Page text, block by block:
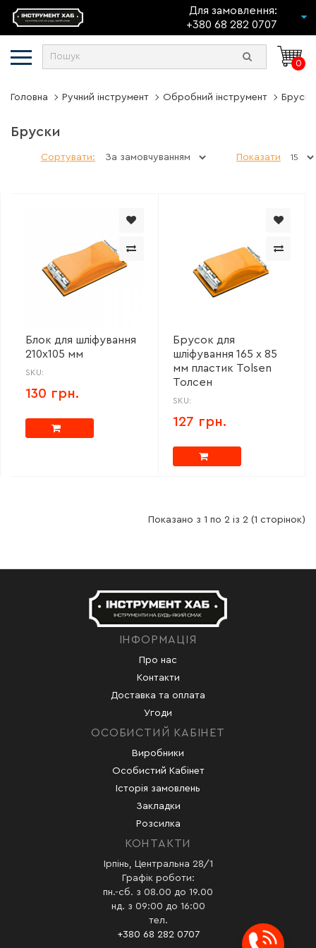
Для замовлення:
+380 68 282 0707
0
Головна Ручний інструмент Обробний інструмент Бруски
Бруски
Сортувати: Показати
Блок для шліфування
210х105 мм
SKU:
130 грн.
Брусок для
шліфування 165 х 85
мм пластик Tolsen
Толсен
SKU:
127 грн.
Показано з 1 по 2 із 2 (1 сторінок)
ІНФОРМАЦІЯ
Про нас
Контакти
Доставка та оплата
Угоди
ОСОБИСТИЙ КАБІНЕТ
Виробники
Особистий Кабінет
Історія замовлень
Закладки
Розсилка
КОНТАКТИ
Ірпінь, Центральна 28/1
Графік роботи:
пн.-сб. з 08.00 до 19.00
нд. з 09:00 до 16:00
тел.
+380 68 282 0707